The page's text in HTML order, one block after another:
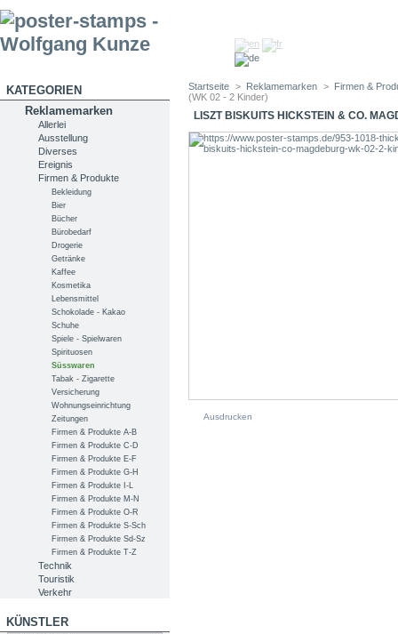
KATEGORIEN
Reklamemarken
Allerlei
Ausstellung
Diverses
Ereignis
Firmen & Produkte
Bekleidung
Bier
Bücher
Bürobedarf
Drogerie
Getränke
Kaffee
Kosmetika
Lebensmittel
Schokolade - Kakao
Schuhe
Spiele - Spielwaren
Spirituosen
Süsswaren
Tabak - Zigarette
Versicherung
Wohnungseinrichtung
Zeitungen
Firmen & Produkte A-B
Firmen & Produkte C-D
Firmen & Produkte E-F
Firmen & Produkte G-H
Firmen & Produkte I-L
Firmen & Produkte M-N
Firmen & Produkte O-R
Firmen & Produkte S-Sch
Firmen & Produkte Sd-Sz
Firmen & Produkte T-Z
Technik
Touristik
Verkehr
KÜNSTLER
Startseite > Reklamemarken >
Firmen &
(WK 02 - 2 Kinder)
LISZT BISKUITS HICKSTEIN & CO.
Ausdrucken